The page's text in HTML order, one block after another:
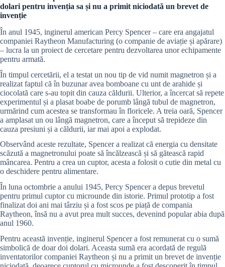
dolari pentru invenția sa și nu a primit niciodată un brevet de
invenție
În anul 1945, inginerul american Percy Spencer – care era angajatul
companiei Raytheon Manufacturing (o companie de aviație și apărare)
– lucra la un proiect de cercetare pentru dezvoltarea unor echipamente
pentru armată.
În timpul cercetării, el a testat un nou tip de vid numit magnetron și a
realizat faptul că în buzunar avea bomboane cu unt de arahide și
ciocolată care s-au topit din cauza căldurii. Ulterior, a încercat să repete
experimentul și a plasat boabe de porumb lângă tubul de magnetron,
urmărind cum acestea se transformau în floricele. A treia oară, Spencer
a amplasat un ou lângă magnetron, care a început să trepideze din
cauza presiuni și a căldurii, iar mai apoi a explodat.
Observând aceste rezultate, Spencer a realizat că energia cu densitate
scăzută a magnetronului poate să încălzească și să gătească rapid
mâncarea. Pentru a crea un cuptor, acesta a folosit o cutie din metal cu
o deschidere pentru alimentare.
În luna octombrie a anului 1945, Percy Spencer a depus brevetul
pentru primul cuptor cu microunde din istorie. Primul prototip a fost
finalizat doi ani mai târziu și a fost scos pe piață de compania
Raytheon, însă nu a avut prea mult succes, devenind popular abia după
anul 1960.
Pentru această invenție, inginerul Spencer a fost remunerat cu o sumă
simbolică de doar doi dolari. Aceasta sumă era acordată de regulă
inventatorilor companiei Raytheon și nu a primit un brevet de invenție